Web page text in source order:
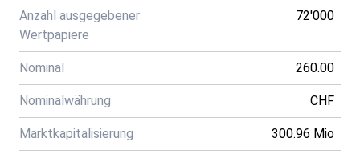
Anzahl ausgegebener
Wertpapiere
72'000
Nominal 260.00
Nominalwährung CHF
Marktkapitalisierung 300.96 Mio